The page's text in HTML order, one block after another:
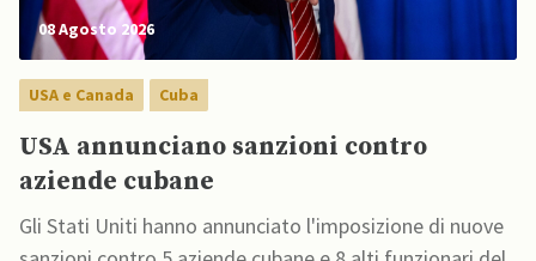
08 Agosto 2026
USA e Canada Cuba
USA annunciano sanzioni contro
aziende cubane
Gli Stati Uniti hanno annunciato l'imposizione di nuove